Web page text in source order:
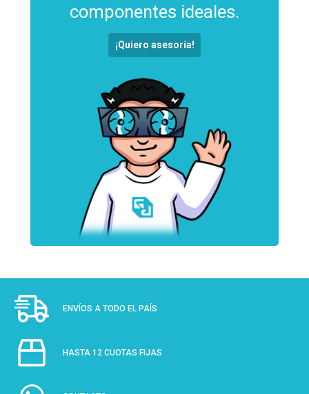
componentes ideales.
¡Quiero asesoría!
ENVÍOS A TODO EL PAÍS
HASTA 12 CUOTAS FIJAS